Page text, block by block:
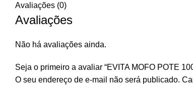
Avaliações (0)
Avaliações
Não há avaliações ainda.
Seja o primeiro a avaliar “EVITA MOFO POTE
O seu endereço de e-mail não será publicado.